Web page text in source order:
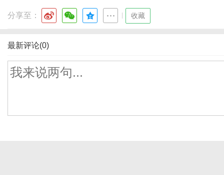
分享至： 收藏
最新评论(0)